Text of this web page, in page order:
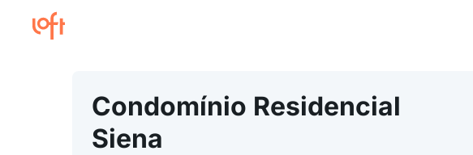
Condomínio Residencial
Siena